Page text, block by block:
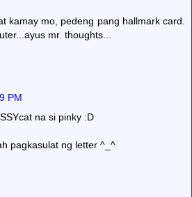
kamay mo, pedeng pang hallmark card.
mr. thoughts...
PM
na si pinky :D
pagkasulat ng letter ^_^